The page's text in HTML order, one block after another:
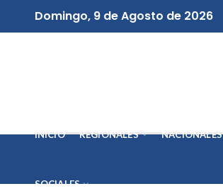
Domingo, 9 de Agosto de 2026
INICIO REGIONALES NACIONALES
SOCIALES